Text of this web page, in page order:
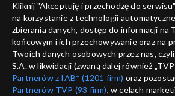
Coś dla Ciebie
03.08.2018
Coś dla
Kliknij "Akceptuję i przechodzę do
na korzystanie z technologii
zbierania danych, dostęp do informacji na
końcowym i ich przechowywanie oraz na
Twoich danych osobowych przez nas,
S.A. w likwidacji (zwaną dalej również
Partnerów z IAB* (1201 firm) oraz
Partnerów TVP (93 firm), w celach